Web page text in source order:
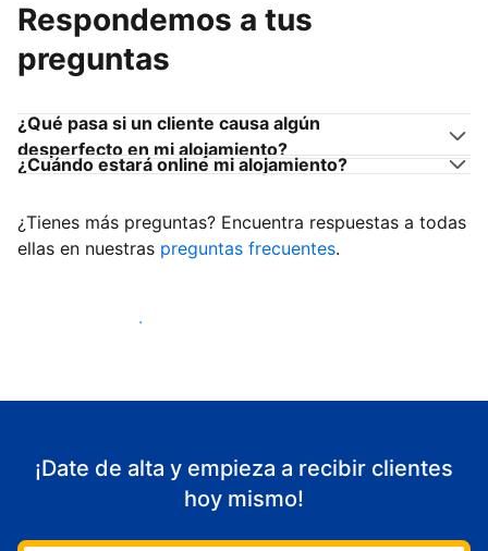
Respondemos a tus
preguntas
¿Qué pasa si un cliente causa algún
desperfecto en mi alojamiento?
¿Cuándo estará online mi alojamiento?
¿Tienes más preguntas? Encuentra respuestas a todas
ellas en nuestras preguntas frecuentes.
Empieza a recibir clientes
¡Date de alta y empieza a recibir clientes
hoy mismo!